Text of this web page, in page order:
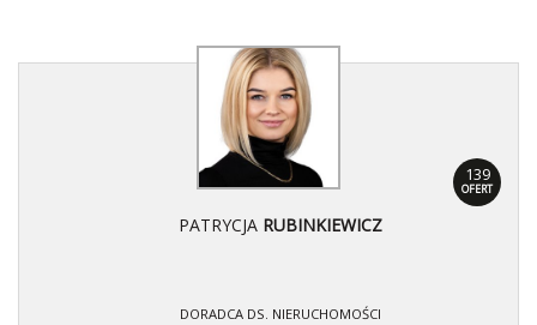
139
OFERT
PATRYCJA RUBINKIEWICZ
DORADCA DS. NIERUCHOMOŚCI